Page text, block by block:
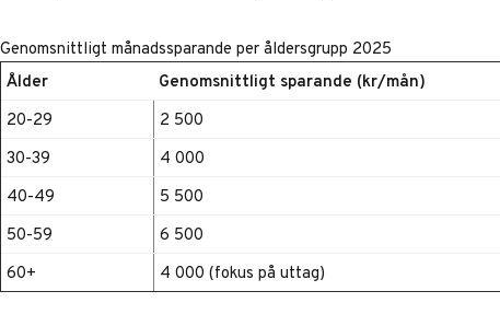
Genomsnittligt månadssparande per åldersgrupp 2025
Ålder
Genomsnittligt sparande (kr/mån)
20-29
2 500
30-39
4 000
40-49
5 500
50-59
6 500
60+
4 000 (fokus på uttag)